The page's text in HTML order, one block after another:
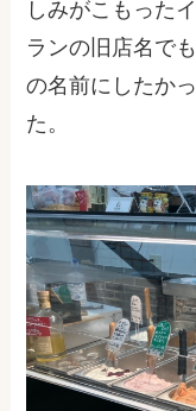
しみがこもった
ランの旧店名で
の名前にしたか
た。